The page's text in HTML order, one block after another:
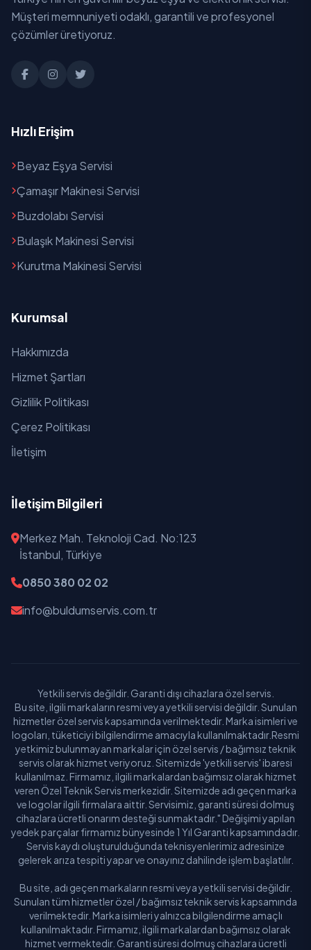
Müşteri memnuniyeti odaklı, garantili ve profesyonel
çözümler üretiyoruz.
Hızlı Erişim
Beyaz Eşya Servisi
Çamaşır Makinesi Servisi
Buzdolabı Servisi
Bulaşık Makinesi Servisi
Kurutma Makinesi Servisi
Kurumsal
Hakkımızda
Hizmet Şartları
Gizlilik Politikası
Çerez Politikası
İletişim
İletişim Bilgileri
Merkez Mah. Teknoloji Cad. No:123
İstanbul, Türkiye
0850 380 02 02
info@buldumservis.com.tr
Yetkili servis değildir. Garanti dışı cihazlara özel servis.
Bu site, ilgili markaların resmi veya yetkili servisi değildir. Sunulan
hizmetler özel servis kapsamında verilmektedir. Marka isimleri ve
logoları, tüketiciyi bilgilendirme amacıyla kullanılmaktadır.Resmi
yetkimiz bulunmayan markalar için özel servis / bağımsız teknik
servis olarak hizmet veriyoruz. Sitemizde 'yetkili servis' ibaresi
kullanılmaz. Firmamız, ilgili markalardan bağımsız olarak hizmet
veren Özel Teknik Servis merkezidir. Sitemizde adı geçen marka
ve logolar ilgili firmalara aittir. Servisimiz, garanti süresi dolmuş
cihazlara ücretli onarım desteği sunmaktadır." Değişimi yapılan
yedek parçalar firmamız bünyesinde 1 Yıl Garanti kapsamındadır.
Servis kaydı oluşturulduğunda teknisyenlerimiz adresinize
gelerek arıza tespiti yapar ve onayınız dahilinde işlem başlatılır.
Bu site, adı geçen markaların resmi veya yetkili servisi değildir.
Sunulan tüm hizmetler özel / bağımsız teknik servis kapsamında
verilmektedir. Marka isimleri yalnızca bilgilendirme amaçlı
kullanılmaktadır. Firmamız, ilgili markalardan bağımsız olarak
hizmet vermektedir. Garanti süresi dolmuş cihazlara ücretli